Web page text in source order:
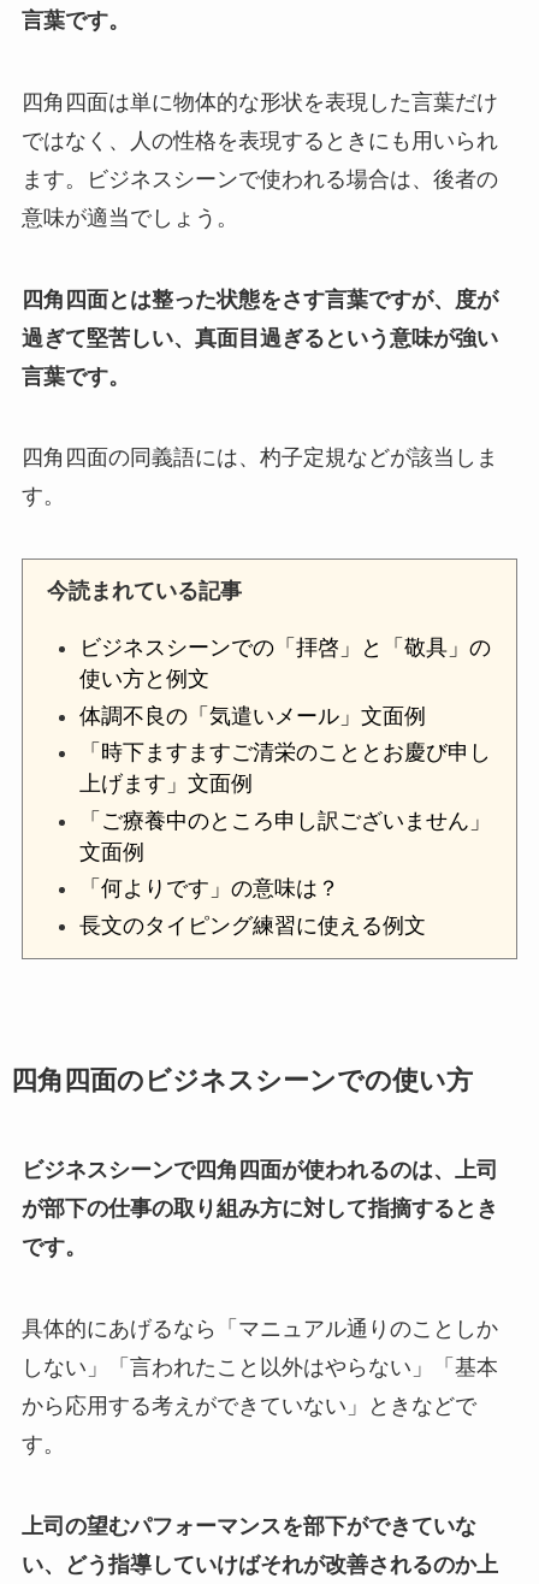
言葉です。
四角四面は単に物体的な形状を表現した言葉だけ
ではなく、人の性格を表現するときにも用いられ
ます。ビジネスシーンで使われる場合は、後者の
意味が適当でしょう。
四角四面とは整った状態をさす言葉ですが、度が
過ぎて堅苦しい、真面目過ぎるという意味が強い
言葉です。
四角四面の同義語には、杓子定規などが該当しま
す。
今読まれている記事
ビジネスシーンでの「拝啓」と「敬具」の
使い方と例文
体調不良の「気遣いメール」文面例
「時下ますますご清栄のこととお慶び申し
上げます」文面例
「ご療養中のところ申し訳ございません」
文面例
「何よりです」の意味は？
長文のタイピング練習に使える例文
四角四面のビジネスシーンでの使い方
ビジネスシーンで四角四面が使われるのは、上司
が部下の仕事の取り組み方に対して指摘するとき
です。
具体的にあげるなら「マニュアル通りのことしか
しない」「言われたこと以外はやらない」「基本
から応用する考えができていない」ときなどで
す。
上司の望むパフォーマンスを部下ができていな
い、どう指導していけばそれが改善されるのか上